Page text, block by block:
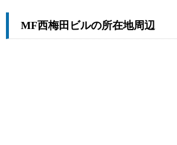
MF西梅田ビルの所在地周辺